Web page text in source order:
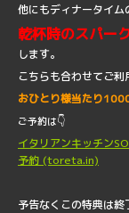
他にもディナータイム
乾杯時のスパー
します。
こちらも合わせてご利
おひとり様当たり
ご予約は👇
イタリアンキッチン
予約 (toreta.in)
予告なくこの特典は終